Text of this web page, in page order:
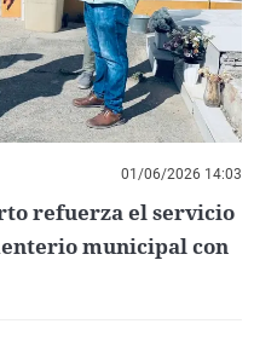
01/06/2026 14:03
refuerza el servicio
municipal con